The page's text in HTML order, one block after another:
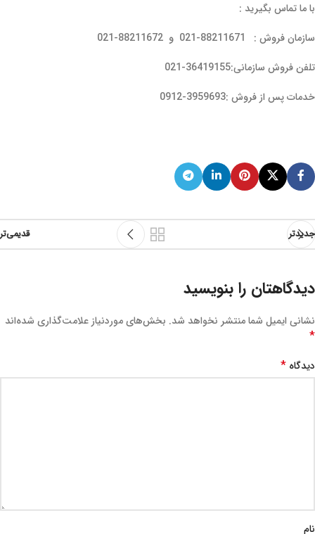
با ما تماس بگیرید :
سازمان فروش : 88211671-021 و 88211672-021
تلفن فروش سازمانی:36419155-021
خدمات پس از فروش :3959693-0912
جدیدتر قدیمی‌تر
دیدگاهتان را بنویسید
نشانی ایمیل شما منتشر نخواهد شد. بخش‌های موردنیاز علامت‌گذاری شده‌اند
*
دیدگاه *
نام